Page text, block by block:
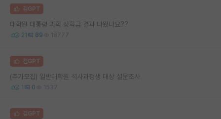
김GPT
대학원 대통령 과학 장학금 결과 나왔나요??
21 89 18777
김GPT
(추가모집) 일반대학원 석사과정생 대상 설문조사
1 0 1537
김GPT